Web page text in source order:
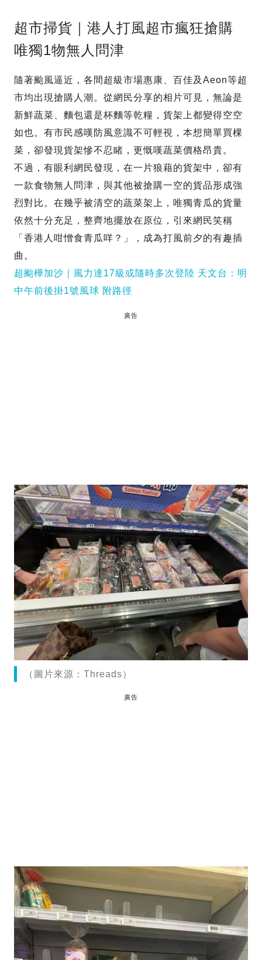
超市掃貨｜港人打風超市瘋狂搶購
唯獨1物無人問津
隨著颱風逼近，各間超級市場惠康、百佳及Aeon等超
市均出現搶購人潮。從網民分享的相片可見，無論是
新鮮蔬菜、麵包還是杯麵等乾糧，貨架上都變得空空
如也。有市民感嘆防風意識不可輕視，本想簡單買棵
菜，卻發現貨架慘不忍睹，更慨嘆蔬菜價格昂貴。
不過，有眼利網民發現，在一片狼藉的貨架中，卻有
一款食物無人問津，與其他被搶購一空的貨品形成強
烈對比。在幾乎被清空的蔬菜架上，唯獨青瓜的貨量
依然十分充足，整齊地擺放在原位，引來網民笑稱
「香港人咁憎食青瓜咩？」，成為打風前夕的有趣插
曲。
超颱樺加沙｜風力達17級或隨時多次登陸 天文台：明
中午前後掛1號風球 附路徑
廣告
（圖片來源：Threads）
廣告